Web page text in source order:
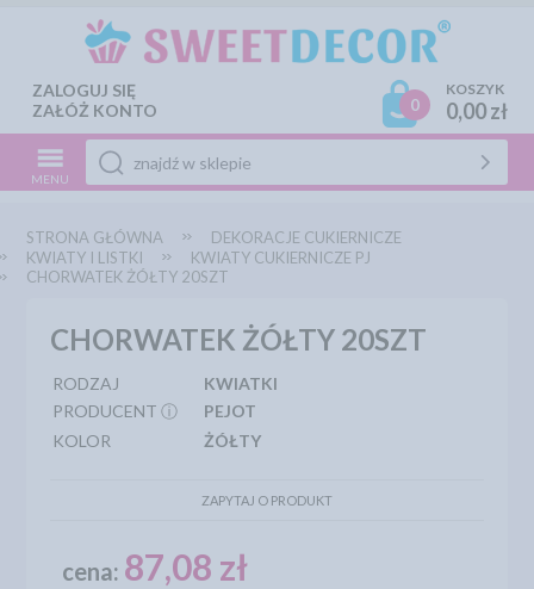
ZALOGUJ SIĘ
ZAŁÓŻ KONTO
0
KOSZYK
0,00 zł
MENU
STRONA GŁÓWNA
DEKORACJE CUKIERNICZE
KWIATY I LISTKI
KWIATY CUKIERNICZE PJ
CHORWATEK ŻÓŁTY 20SZT
CHORWATEK ŻÓŁTY 20SZT
RODZAJ
KWIATKI
PRODUCENT ⓘ
PEJOT
KOLOR
ŻÓŁTY
ZAPYTAJ O PRODUKT
cena: 87,08 zł